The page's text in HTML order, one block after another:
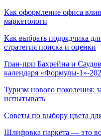
Как оформление офиса
маркетологи
Как выбрать подрядчика
стратегия поиска и оценки
Гран-при Бахрейна и
календаря «Формулы-1»-
Туризм нового поколения:
испытывать
Советы по выбору цвета
Шлифовка паркета — это